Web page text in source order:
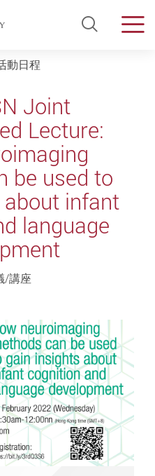
Open
動日程
Joint
Lecture:
be used to
infant
language
/講座